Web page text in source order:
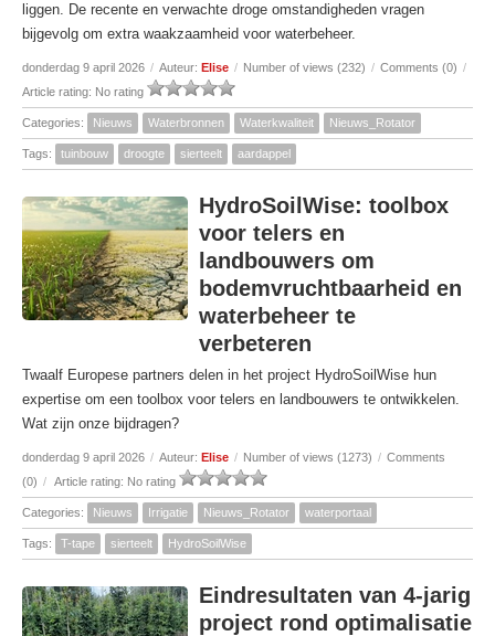
liggen. De recente en verwachte droge omstandigheden vragen
bijgevolg om extra waakzaamheid voor waterbeheer.
donderdag 9 april 2026 / Auteur: Elise / Number of views (232) / Comments (0) /
Article rating: No rating
Categories: Nieuws Waterbronnen Waterkwaliteit Nieuws_Rotator
Tags: tuinbouw droogte sierteelt aardappel
HydroSoilWise: toolbox
voor telers en
landbouwers om
bodemvruchtbaarheid en
waterbeheer te
verbeteren
Twaalf Europese partners delen in het project HydroSoilWise hun
expertise om een toolbox voor telers en landbouwers te ontwikkelen.
Wat zijn onze bijdragen?
donderdag 9 april 2026 / Auteur: Elise / Number of views (1273) / Comments
(0) / Article rating: No rating
Categories: Nieuws Irrigatie Nieuws_Rotator waterportaal
Tags: T-tape sierteelt HydroSoilWise
Eindresultaten van 4-jarig
project rond optimalisatie